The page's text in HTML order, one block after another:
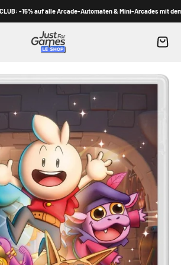
-15% auf alle Arcade-Automaten & Mini-Arcades mit dem
Shop Just for Games